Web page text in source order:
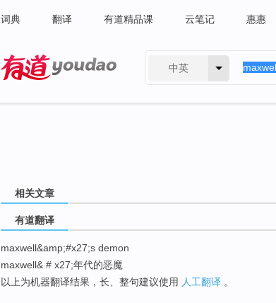
词典 翻译 有道精品课 云笔记 惠惠
中英
相关文章
有道翻译
maxwell&amp;#x27;s demon
maxwell& # x27;年代的恶魔
以上为机器翻译结果，长、整句建议使用 人工翻译 。